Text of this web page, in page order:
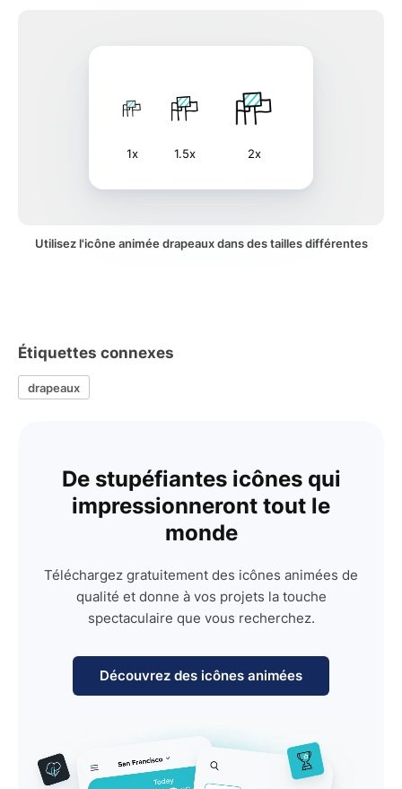
1x 1.5x 2x
Utilisez l'icône animée drapeaux dans des tailles différentes
Étiquettes connexes
drapeaux
De stupéfiantes icônes qui
impressionneront tout le
monde
Téléchargez gratuitement des icônes animées de
qualité et donne à vos projets la touche
spectaculaire que vous recherchez.
Découvrez des icônes animées